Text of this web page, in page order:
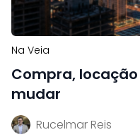
Na Veia
Compra,
mudar
Rucelmar Reis